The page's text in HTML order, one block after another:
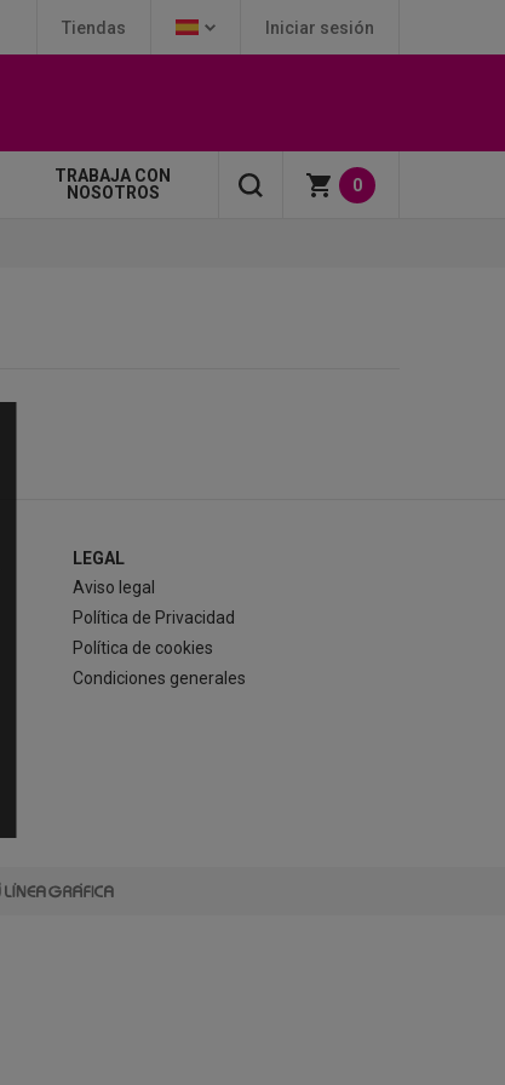
Tiendas Iniciar sesión
TRABAJA CON
NOSOTROS
0
LEGAL
Aviso legal
Política de Privacidad
Política de cookies
Condiciones generales